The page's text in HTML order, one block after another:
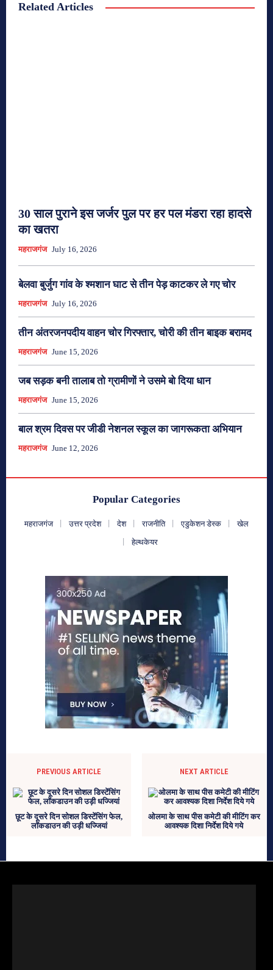
Related Articles
30 साल पुराने इस जर्जर पुल पर हर पल मंडरा रहा हादसे
का खतरा
महराजगंज July 16, 2026
बेलवा बुर्जुग गांव के श्मशान घाट से तीन पेड़ काटकर ले गए चोर
महराजगंज July 16, 2026
तीन अंतरजनपदीय वाहन चोर गिरफ्तार, चोरी की तीन बाइक बरामद
महराजगंज June 15, 2026
जब सड़क बनी तालाब तो ग्रामीणों ने उसमे बो दिया धान
महराजगंज June 15, 2026
बाल श्रम दिवस पर जीडी नेशनल स्कूल का जागरूकता अभियान
महराजगंज June 12, 2026
Popular Categories
महराजगंज उत्तर प्रदेश देश राजनीति एडुकेशन डेस्क
खेल
हेल्थकेयर
PREVIOUS ARTICLE
छूट के दूसरे दिन सोशल डिस्टेंसिंग फेल,
लॉकडाउन की उड़ी धज्जियां
NEXT ARTICLE
ओलमा के साथ पीस कमेटी की मीटिंग कर
आवश्यक दिशा निर्देश दिये गये